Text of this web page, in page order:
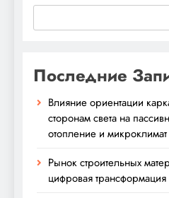
Последние
Влияние ориентации
сторонам света на
отопление и микроклимат
Рынок строительных
цифровая трансформация